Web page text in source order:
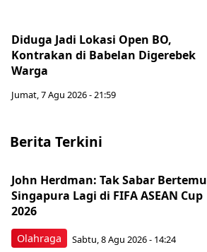
Diduga Jadi Lokasi Open BO,
Kontrakan di Babelan Digerebek
Warga
Jumat, 7 Agu 2026 - 21:59
Berita Terkini
Olahraga
John Herdman: Tak Sabar Bertemu
Singapura Lagi di FIFA ASEAN Cup
2026
Sabtu, 8 Agu 2026 - 14:24